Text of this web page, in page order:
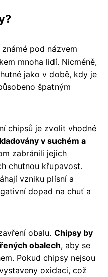
pod názvem
mnoha lidí. Nicméně,
jako v době, kdy je
špatným
chipsů je zvolit vhodné
v suchém a
zabránili jejich
chutnou křupavost.
vzniku plísní a
dopad na chuť a
obalu. Chipsy by
obalech, aby se
Pokud chipsy nejsou
oxidaci, což